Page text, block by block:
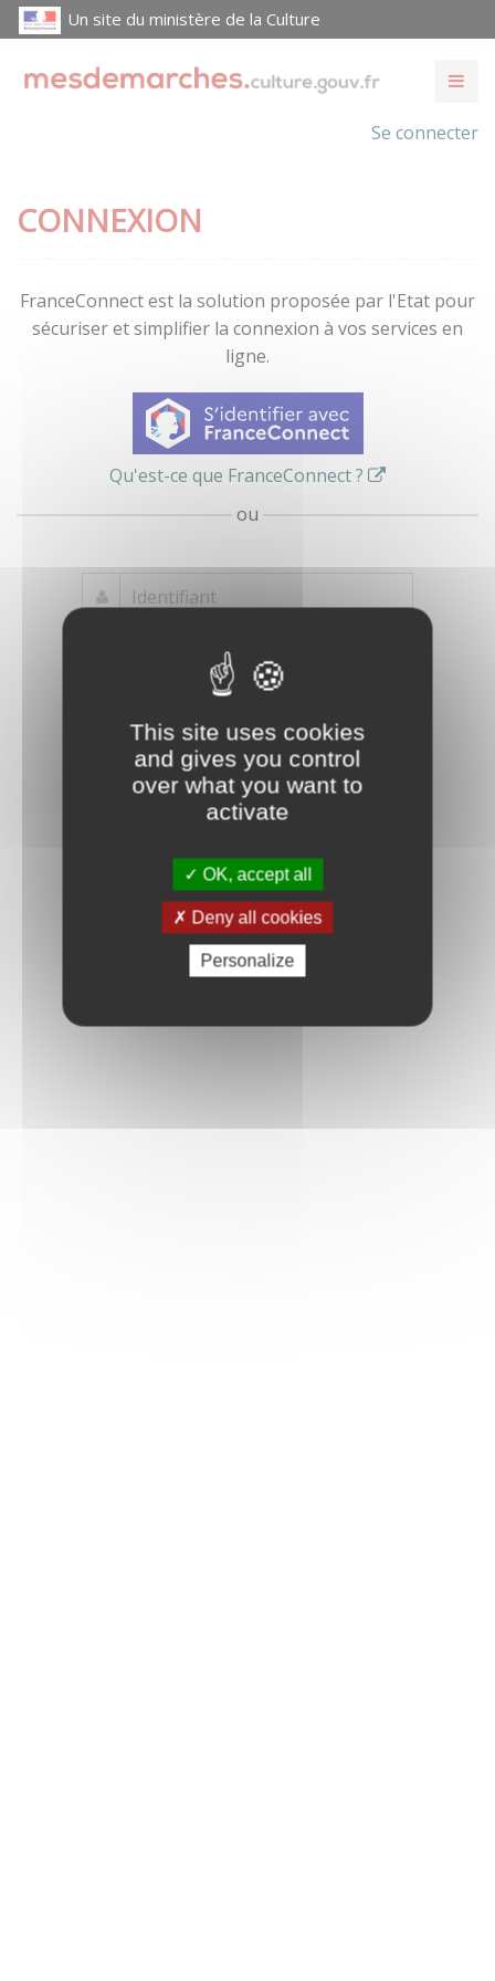
This site uses cookies
and gives you control
over what you want to
activate
OK, accept all
Deny all cookies
Personalize
Un site du ministère de la Culture
Se connecter
CONNEXION
FranceConnect est la solution proposée par l'Etat pour
sécuriser et simplifier la connexion à vos services en
ligne.
Qu'est-ce que FranceConnect ?
ou
oublié ?
compte
Connexion